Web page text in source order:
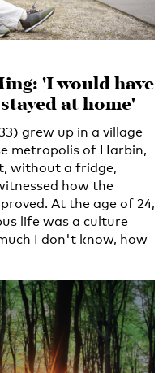
'I would have
at home'
grew up in a village
metropolis of Harbin,
without a fridge,
how the
At the age of 24,
life was a culture
I don't know, how